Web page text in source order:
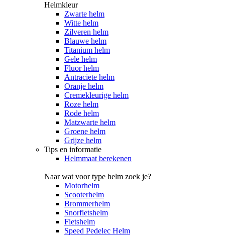
Helmkleur
Zwarte helm
Witte helm
Zilveren helm
Blauwe helm
Titanium helm
Gele helm
Fluor helm
Antraciete helm
Oranje helm
Cremekleurige helm
Roze helm
Rode helm
Matzwarte helm
Groene helm
Grijze helm
Tips en informatie
Helmmaat berekenen
Naar wat voor type helm zoek je?
Motorhelm
Scooterhelm
Brommerhelm
Snorfietshelm
Fietshelm
Speed Pedelec Helm